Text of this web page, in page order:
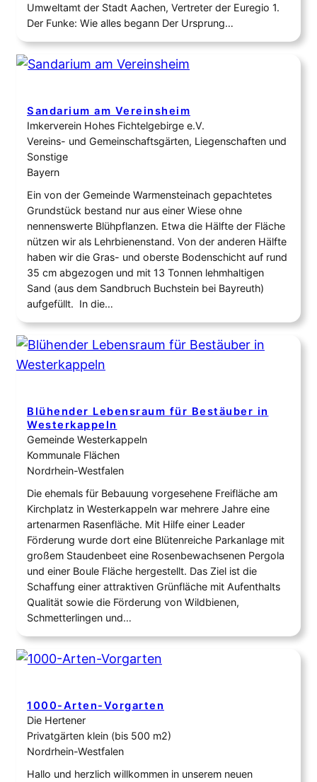
Umweltamt der Stadt Aachen, Vertreter der Euregio 1.
Der Funke: Wie alles begann Der Ursprung…
Sandarium am Vereinsheim
Imkerverein Hohes Fichtelgebirge e.V.
Vereins- und Gemeinschaftsgärten, Liegenschaften und
Sonstige
Bayern
Ein von der Gemeinde Warmensteinach gepachtetes
Grundstück bestand nur aus einer Wiese ohne
nennenswerte Blühpflanzen. Etwa die Hälfte der Fläche
nützen wir als Lehrbienenstand. Von der anderen Hälfte
haben wir die Gras- und oberste Bodenschicht auf rund
35 cm abgezogen und mit 13 Tonnen lehmhaltigen
Sand (aus dem Sandbruch Buchstein bei Bayreuth)
aufgefüllt. In die…
Blühender Lebensraum für Bestäuber in
Westerkappeln
Gemeinde Westerkappeln
Kommunale Flächen
Nordrhein-Westfalen
Die ehemals für Bebauung vorgesehene Freifläche am
Kirchplatz in Westerkappeln war mehrere Jahre eine
artenarmen Rasenfläche. Mit Hilfe einer Leader
Förderung wurde dort eine Blütenreiche Parkanlage mit
großem Staudenbeet eine Rosenbewachsenen Pergola
und einer Boule Fläche hergestellt. Das Ziel ist die
Schaffung einer attraktiven Grünfläche mit Aufenthalts
Qualität sowie die Förderung von Wildbienen,
Schmetterlingen und…
1000-Arten-Vorgarten
Die Hertener
Privatgärten klein (bis 500 m2)
Nordrhein-Westfalen
Hallo und herzlich willkommen in unserem neuen